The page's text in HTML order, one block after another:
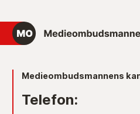
Medieombudsmannens
Telefon: